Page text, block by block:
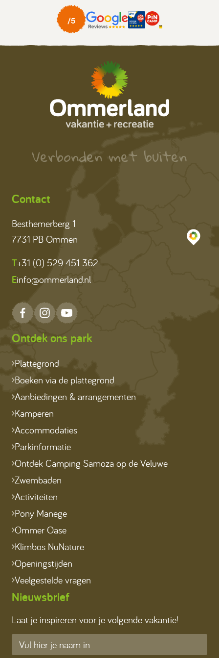
Verbonden met buiten
Contact
Besthemerberg 1
7731 PB Ommen
T+31 (0) 529 451 362
Einfo@ommerland.nl
Ontdek ons park
Plattegrond
Boeken via de plattegrond
Aanbiedingen & arrangementen
Kamperen
Accommodaties
Parkinformatie
Ontdek Camping Samoza op de Veluwe
Zwembaden
Activiteiten
Pony Manege
Ommer Oase
Klimbos NuNature
Openingstijden
Veelgestelde vragen
Nieuwsbrief
Laat je inspireren voor je volgende vakantie!